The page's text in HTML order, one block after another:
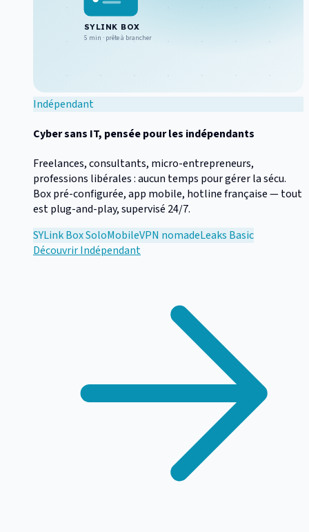
SYLINK BOX
5 min · prête à brancher
Indépendant
Cyber sans IT, pensée pour les indépendants
Freelances, consultants, micro-entrepreneurs,
professions libérales : aucun temps pour gérer la sécu.
Box pré-configurée, app mobile, hotline française — tout
est plug-and-play, supervisé 24/7.
SYLink Box SoloMobileVPN nomadeLeaks Basic
DécouvrirIndépendant